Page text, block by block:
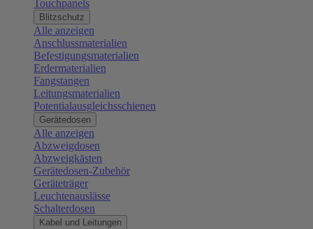
Touchpanels
Blitzschutz
Alle anzeigen
Anschlussmaterialien
Befestigungsmaterialien
Erdermaterialien
Fangstangen
Leitungsmaterialien
Potentialausgleichsschienen
Gerätedosen
Alle anzeigen
Abzweigdosen
Abzweigkästen
Gerätedosen-Zubehör
Geräteträger
Leuchtenauslässe
Schalterdosen
Kabel und Leitungen